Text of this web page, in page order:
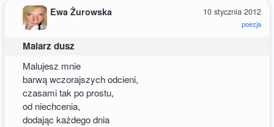
10 stycznia 2012
poezja
Ewa Żurowska
Malarz dusz
Malujesz mnie
barwą wczorajszych odcieni,
czasami tak po prostu,
od niechcenia,
dodając każdego dnia